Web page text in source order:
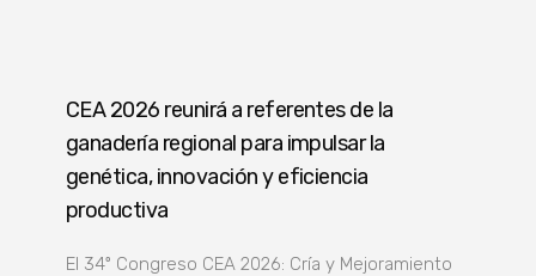
CEA 2026 reunirá a referentes de la
ganadería regional para impulsar la
genética, innovación y eficiencia
productiva
El 34º Congreso CEA 2026: Cría y Mejoramiento